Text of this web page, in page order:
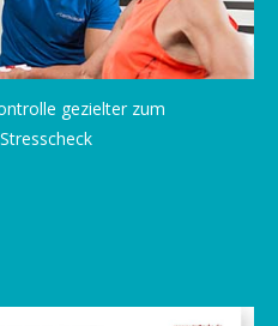
gezielter zum